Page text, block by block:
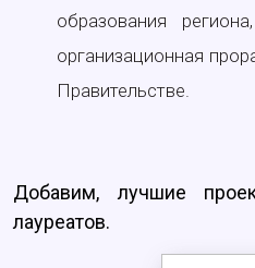
образования
организационная
Правительстве.
Добавим, лучшие
лауреатов.